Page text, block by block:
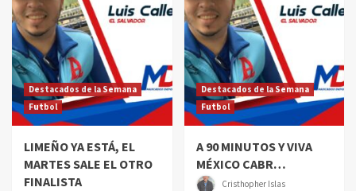
Destacados de la Semana
Futbol
LIMEÑO YA ESTÁ, EL
MARTES SALE EL OTRO
FINALISTA
Destacados de la Semana
Futbol
A 90 MINUTOS Y VIVA
MÉXICO CABR…
Cristhopher Islas